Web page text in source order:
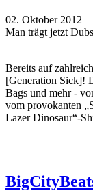
02. Oktober 2012
Man trägt jetzt
Bereits auf
[Generation Sick]!
Bags und mehr -
vom provokanten
Lazer Dinosaur“-